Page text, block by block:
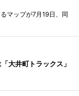
マップが7月19日、同
大井町トラックス」